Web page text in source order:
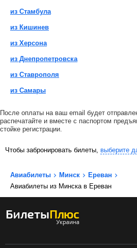
из Стамбула
из Кишинев
из Херсона
из Днепропетровска
из Ставрополя
из Самары
После оплаты на ваш email будет
распечатайте и вместе с паспортом
стойке регистрации.
Чтобы забронировать билеты, выберите
Авиабилеты Минск
Ереван
Авиабилеты из Минска в Ереван